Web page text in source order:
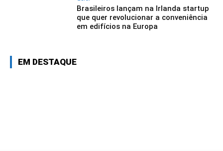
Brasileiros lançam na Irlanda startup
que quer revolucionar a conveniência
em edifícios na Europa
EM DESTAQUE